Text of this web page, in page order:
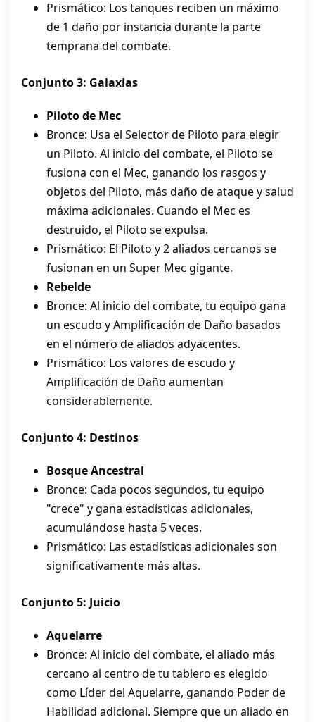
Prismático: Los tanques reciben un máximo
de 1 daño por instancia durante la parte
temprana del combate.
Conjunto 3: Galaxias
Piloto de Mec
Bronce: Usa el Selector de Piloto para elegir
un Piloto. Al inicio del combate, el Piloto se
fusiona con el Mec, ganando los rasgos y
objetos del Piloto, más daño de ataque y salud
máxima adicionales. Cuando el Mec es
destruido, el Piloto se expulsa.
Prismático: El Piloto y 2 aliados cercanos se
fusionan en un Super Mec gigante.
Rebelde
Bronce: Al inicio del combate, tu equipo gana
un escudo y Amplificación de Daño basados
en el número de aliados adyacentes.
Prismático: Los valores de escudo y
Amplificación de Daño aumentan
considerablemente.
Conjunto 4: Destinos
Bosque Ancestral
Bronce: Cada pocos segundos, tu equipo
"crece" y gana estadísticas adicionales,
acumulándose hasta 5 veces.
Prismático: Las estadísticas adicionales son
significativamente más altas.
Conjunto 5: Juicio
Aquelarre
Bronce: Al inicio del combate, el aliado más
cercano al centro de tu tablero es elegido
como Líder del Aquelarre, ganando Poder de
Habilidad adicional. Siempre que un aliado en